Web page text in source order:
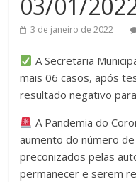
03/01/
3 de janeiro de 2022
A Secretaria
mais 06 casos, após
resultado negativo
A Pandemia do
aumento do número
preconizados pelas
permanecer e serem